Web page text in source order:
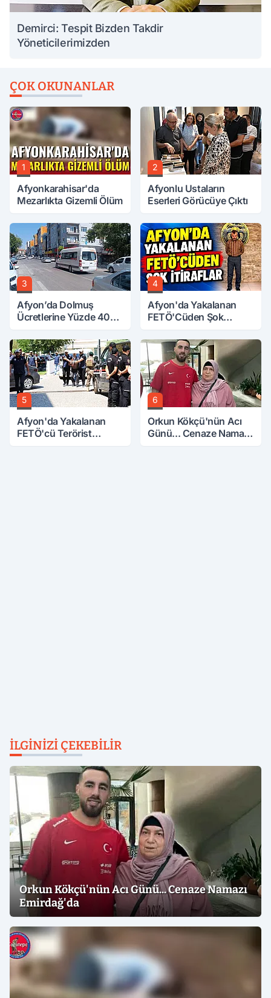
Demirci: Tespit Bizden Takdir
Yöneticilerimizden
ÇOK OKUNANLAR
1
Afyonkarahisar'da
Mezarlıkta Gizemli Ölüm
2
Afyonlu Ustaların
Eserleri Görücüye Çıktı
3
Afyon’da Dolmuş
Ücretlerine Yüzde 40
4
Afyon'da Yakalanan
FETÖ'Cüden Şok
5
Afyon'da Yakalanan
FETÖ'cü Terörist
6
Orkun Kökçü'nün Acı
Günü... Cenaze Namazı
İLGINIZI ÇEKEBILIR
Orkun Kökçü'nün Acı Günü... Cenaze Namazı
Emirdağ'da